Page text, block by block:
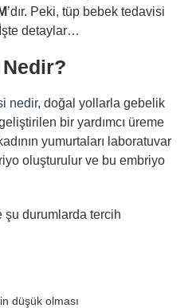
’dır. Peki, tüp bebek tedavisi
detaylar…
nedir, doğal yollarla gebelik
bir yardımcı üreme
yumurtaları laboratuvar
oluşturulur ve bu embriyo
şu durumlarda tercih
düşük olması